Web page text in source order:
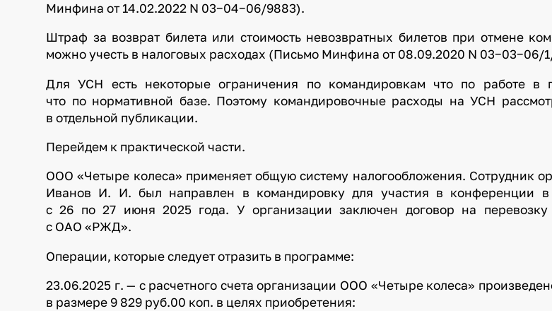
Минфина от 14.02.2022 N 03−04−06/9883).
Штраф за возврат билета или стоимость невозвратных билетов при отмене
можно учесть в налоговых расходах (Письмо Минфина от 08.09.2020 N 03−03−06/
Для УСН есть некоторые ограничения по командировкам что по работе в
что по нормативной базе. Поэтому командировочные расходы на УСН
в отдельной публикации.
Перейдем к практической части.
ООО «Четыре колеса» применяет общую систему налогообложения. Сотрудник
Иванов И. И. был направлен в командировку для участия в конференции
с 26 по 27 июня 2025 года. У организации заключен договор на перевозку
с ОАО «РЖД».
Операции, которые следует отразить в программе:
23.06.2025 г. — с расчетного счета организации ООО «Четыре колеса»
в размере 9 829 руб.00 коп. в целях приобретения: